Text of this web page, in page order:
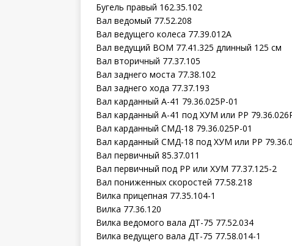
Бугель правый 162.35.102
Вал ведомый 77.52.208
Вал ведущего колеса 77.39.012А
Вал ведущий ВОМ 77.41.325 длинный 125 см
Вал вторичный 77.37.105
Вал заднего моста 77.38.102
Вал заднего хода 77.37.193
Вал карданный А-41 79.36.025Р-01
Вал карданный А-41 под ХУМ или РР
Вал карданный СМД-18 79.36.025Р-01
Вал карданный СМД-18 под ХУМ или РР
Вал первичный 85.37.011
Вал первичный под РР или ХУМ 77.37.125-2
Вал пониженных скоростей 77.58.218
Вилка прицепная 77.35.104-1
Вилка 77.36.120
Вилка ведомого вала ДТ-75 77.52.034
Вилка ведущего вала ДТ-75 77.58.014-1